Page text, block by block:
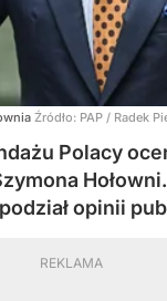
Źródło: PAP / Radek
Polacy
opinii